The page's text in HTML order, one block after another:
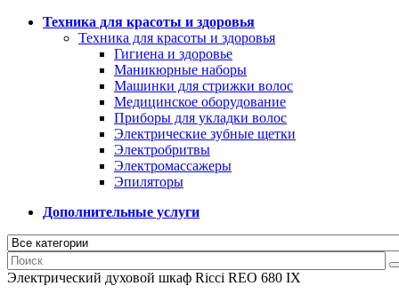
Техника для красоты и здоровья
Техника для красоты и здоровья
Гигиена и здоровье
Маникюрные наборы
Машинки для стрижки волос
Медицинское оборудование
Приборы для укладки волос
Электрические зубные щетки
Электробритвы
Электромассажеры
Эпиляторы
Дополнительные услуги
Электрический духовой шкаф Ricci REO 680 IX